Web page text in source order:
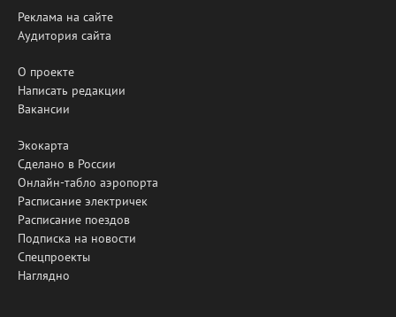
Реклама на сайте
Аудитория сайта
О проекте
Написать редакции
Вакансии
Экокарта
Сделано в России
Онлайн-табло аэропорта
Расписание электричек
Расписание поездов
Подписка на новости
Спецпроекты
Наглядно